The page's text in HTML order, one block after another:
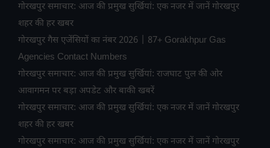
गोरखपुर समाचार: आज की प्रमुख सुर्खियां: एक नजर में जानें गोरखपुर
शहर की हर खबर
गोरखपुर गैस एजेंसियों का नंबर 2026 | 87+ Gorakhpur Gas
Agencies Contact Numbers
गोरखपुर समाचार: आज की प्रमुख सुर्खियां: राजघाट पुल की ओर
आवागमन पर बड़ा अपडेट और बाकी खबरें
गोरखपुर समाचार: आज की प्रमुख सुर्खियां: एक नजर में जानें गोरखपुर
शहर की हर खबर
गोरखपुर समाचार: आज की प्रमुख सुर्खियां: एक नजर में जानें गोरखपुर